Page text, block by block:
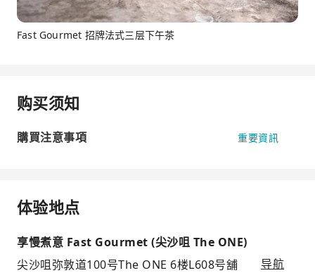
Fast Gourmet 招牌法式三层下午茶
购买须知
購買注意事項 重要資訊
体验地点
享慢煮意 Fast Gourmet (尖沙咀 The ONE)
尖沙咀弥敦道100号The ONE 6楼L608号舖
导航